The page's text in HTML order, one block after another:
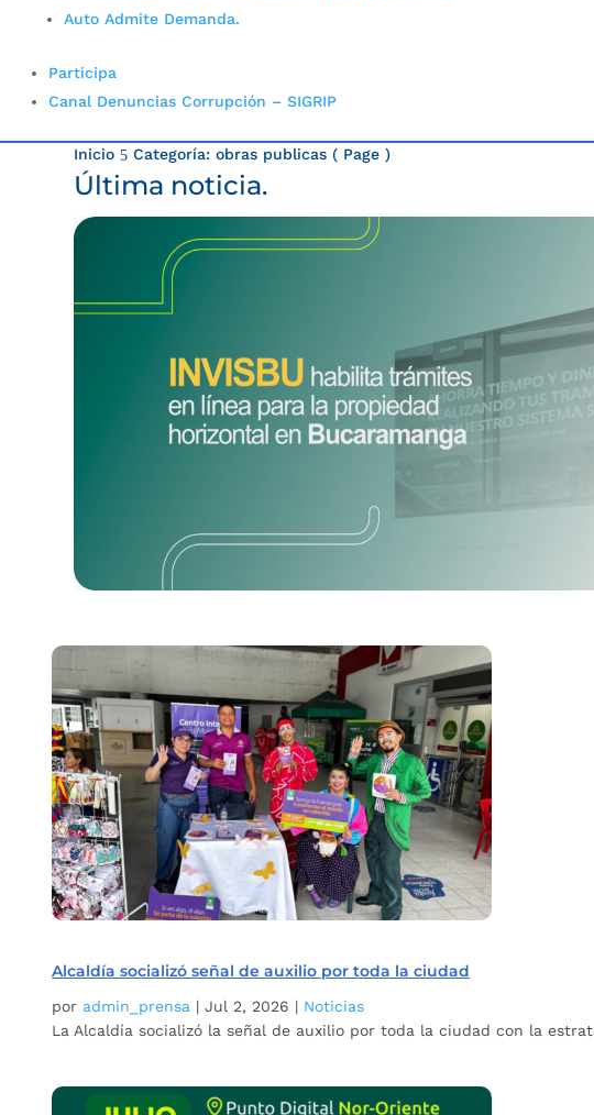
Auto Admite Demanda.
Participa
Canal Denuncias Corrupción – SIGRIP
Inicio 5 Categoría: obras publicas ( Page )
Última noticia.
Alcaldía socializó señal de auxilio por toda la ciudad
por admin_prensa |Jul 2, 2026 | Noticias
La Alcaldía socializó la señal de auxilio por toda la ciudad con la